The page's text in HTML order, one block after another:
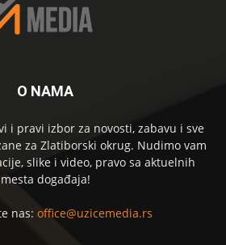
O NAMA
i pravi izbor za novosti, zabavu i sve
za Zlatiborski okrug. Nudimo vam
slike i video, pravo sa aktuelnih
mesta događaja!
nas: office@uzicemedia.rs